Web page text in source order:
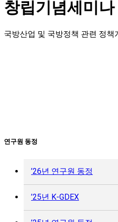
창립기념세미나
국방산업 및 국방정책 관련 정
연구원 동정
’26년 연구원 동정
’25년 K-GDEX